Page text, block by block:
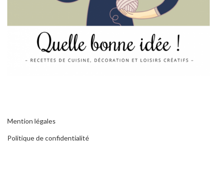
Mention légales
Politique de confidentialité